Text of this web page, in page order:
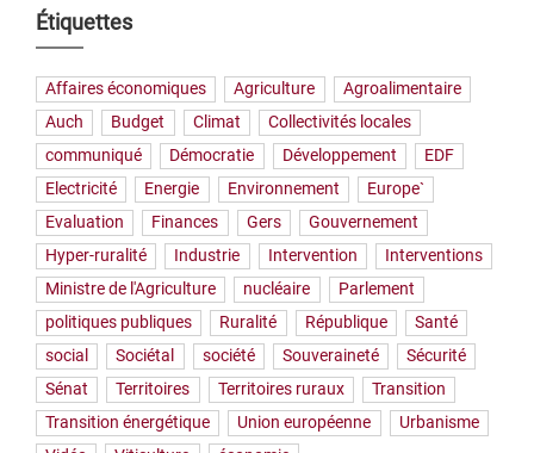
Étiquettes
Affaires économiques Agriculture
Agroalimentaire
Auch
Budget Climat
Collectivités locales
communiqué
Démocratie Développement
EDF
Electricité
Energie Environnement
Europe`
Evaluation
Finances Gers
Gouvernement
Hyper-ruralité
Industrie Intervention
Interventions
Ministre de l'Agriculture
nucléaire
Parlement
politiques publiques
Ruralité République
Santé
social
Sociétal société Souveraineté
Sécurité
Sénat
Territoires Territoires ruraux
Transition
Transition énergétique
Union européenne
Urbanisme